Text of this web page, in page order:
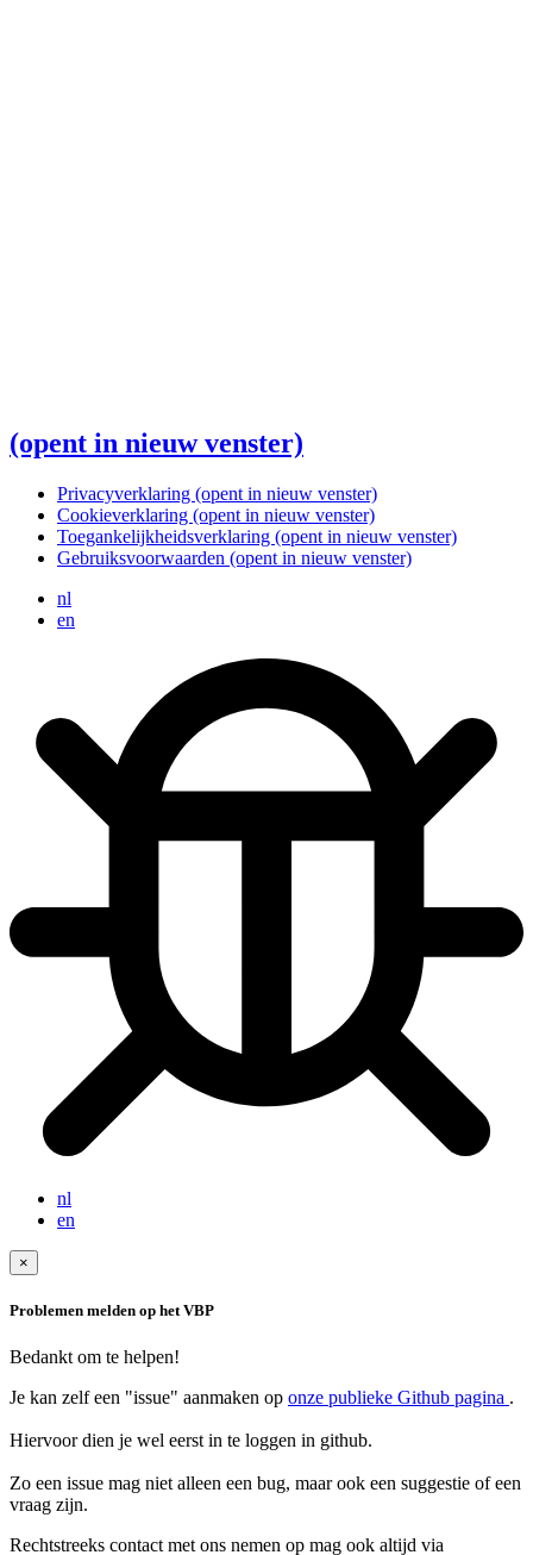
(opent in nieuw venster)
Privacyverklaring (opent in nieuw venster)
Cookieverklaring (opent in nieuw venster)
Toegankelijkheidsverklaring (opent in nieuw venster)
Gebruiksvoorwaarden (opent in nieuw venster)
nl
en
nl
en
×
Problemen melden op het VBP
Bedankt om te helpen!
Je kan zelf een "issue" aanmaken op onze publieke Github pagina .
Hiervoor dien je wel eerst in te loggen in github.
Zo een issue mag niet alleen een bug, maar ook een suggestie of een
Rechtstreeks contact met ons nemen op mag ook altijd via